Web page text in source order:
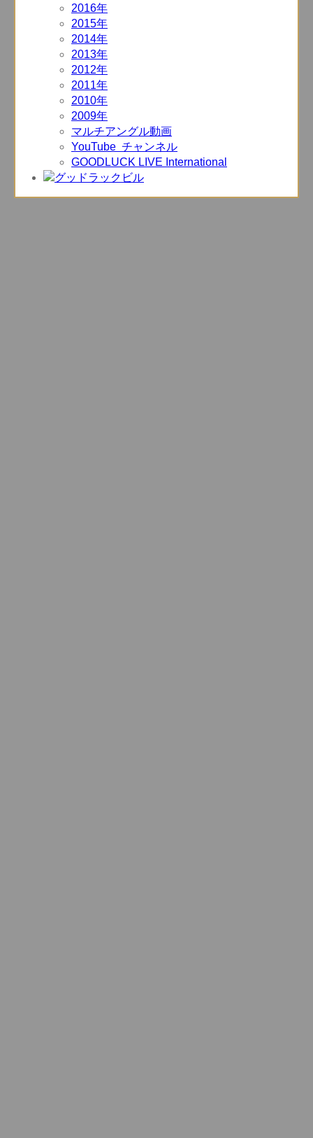
2016年
2015年
2014年
2013年
2012年
2011年
2010年
2009年
マルチアングル動画
YouTube チャンネル
GOODLUCK LIVE International